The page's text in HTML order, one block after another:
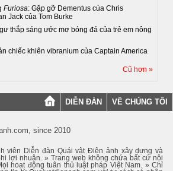
Furiosa: Gặp gỡ Dementus của Chris
Jack của Tom Burke
thắp sáng ước mơ bóng đá của trẻ em nông
chiếc khiên vibranium của Captain America
Cũ hơn »
DIỄN ĐÀN VỀ CHÚNG TÔI
since 2010
viên Diễn đàn Quái vật Điện ảnh xây dựng và
lợi nhuận. » Trang web không chứa bất cứ nội
hoạt động tuân thủ luật pháp Việt Nam. » Chỉ